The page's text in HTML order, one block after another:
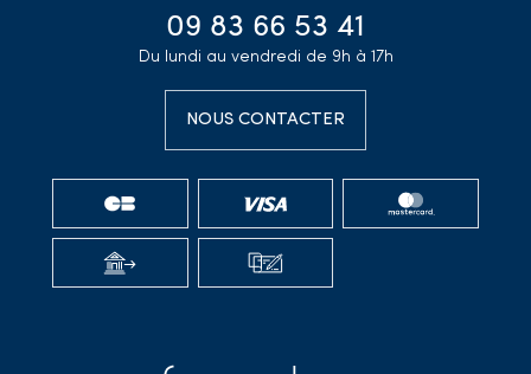
09 83 66 53 41
Du lundi au vendredi de 9h à 17h
NOUS CONTACTER